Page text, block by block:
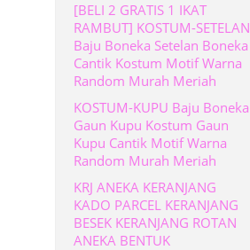
[BELI 2 GRATIS 1 IKAT
RAMBUT] KOSTUM-SETELAN
Baju Boneka Setelan Boneka
Cantik Kostum Motif Warna
Random Murah Meriah
KOSTUM-KUPU Baju Boneka
Gaun Kupu Kostum Gaun
Kupu Cantik Motif Warna
Random Murah Meriah
KRJ ANEKA KERANJANG
KADO PARCEL KERANJANG
BESEK KERANJANG ROTAN
ANEKA BENTUK